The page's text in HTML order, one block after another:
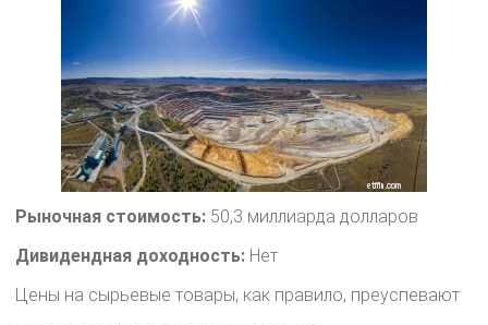
Рыночная стоимость: 50,3 миллиарда долларов
Дивидендная доходность: Нет
Цены на сырьевые товары, как правило, преуспевают